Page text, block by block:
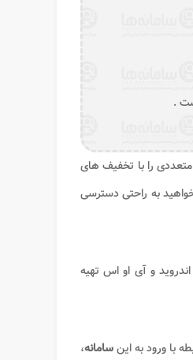
.
را با تخفیف های
به راحتی دسترسی
و آی او اس تهیه
با ورود به اینسامانه،